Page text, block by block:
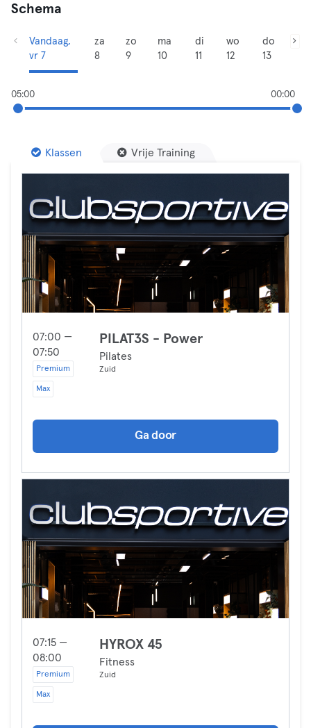
Schema
Vandaag,
vr 7
za
8
zo
9
ma
10
di
11
wo
12
do
13
05:00 00:00
Klassen Vrije Training
07:00 —
07:50
Premium
Max
PILAT3S - Power
Pilates
Zuid
Ga door
07:15 —
08:00
Premium
Max
HYROX 45
Fitness
Zuid